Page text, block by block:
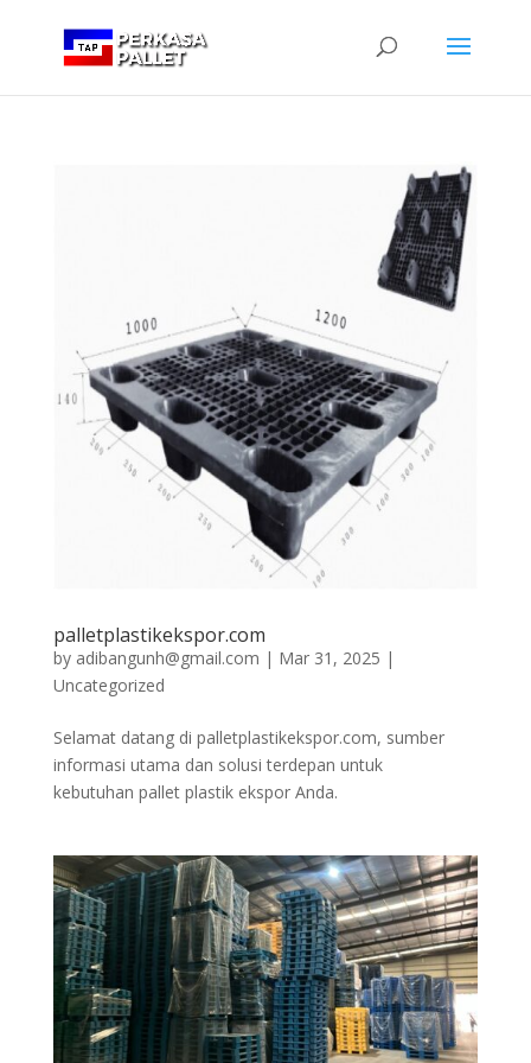
palletplastikekspor.com
by adibangunh@gmail.com | Mar 31, 2025 |
Uncategorized
Selamat datang di palletplastikekspor.com, sumber
informasi utama dan solusi terdepan untuk
kebutuhan pallet plastik ekspor Anda.